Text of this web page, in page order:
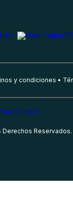
y condiciones
Derechos Reservados.